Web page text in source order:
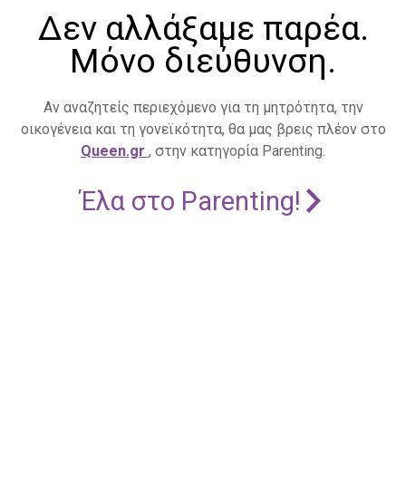
Δεν αλλάξαμε παρέα.
Μόνο διεύθυνση.
Αν αναζητείς περιεχόμενο για τη μητρότητα, την
οικογένεια και τη γονεϊκότητα, θα μας βρεις πλέον στο
Queen.gr , στην κατηγορία Parenting.
Έλα στο Parenting!